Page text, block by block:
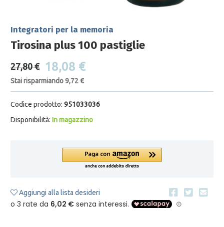
Integratori per la memoria
Tirosina plus 100 pastiglie
27,80 € 18,08 €
Stai risparmiando 9,72 €
Codice prodotto: 951033036
Disponibilità: In magazzino
Aggiungi alla lista desideri